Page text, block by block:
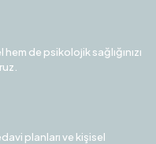
hem de psikolojik sağlığınızı
planları ve kişisel